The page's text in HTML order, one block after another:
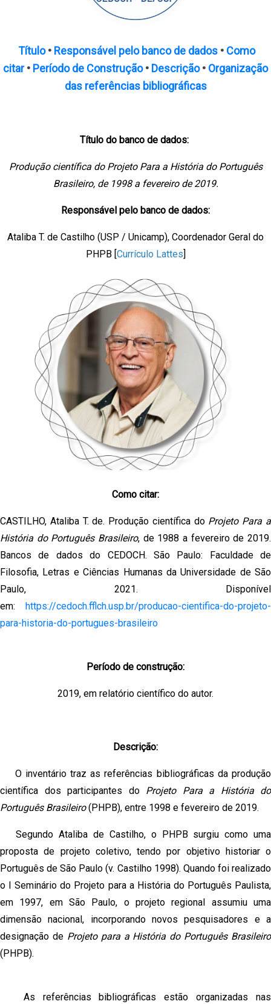
Título• Responsável pelo banco de dados • Como
citar • Período de Construção • Descrição• Organização
das referências bibliográficas
Título do banco de dados:
Produção científica do Projeto Para a História do Português
Brasileiro, de 1998 a fevereiro de 2019.
Responsável pelo banco de dados:
Ataliba T. de Castilho (USP / Unicamp), Coordenador Geral do
PHPB [ Currículo Lattes
Como citar:
CASTILHO, Ataliba T. de. Produção científica do Projeto Para a
História do Português Brasileiro, de 1988 a fevereiro de 2019.
Bancos de dados do CEDOCH. São Paulo: Faculdade de
Filosofia, Letras e Ciências Humanas da Universidade de São
Paulo, 2021. Disponível
em:
https://cedoch.fflch.usp.br/producao-cientifica-do-projeto-
para-historia-do-portugues-brasileiro
Período de construção:
2019, em relatório científico do autor.
Descrição:
O inventário traz as referências bibliográficas da produção
científica dos participantes do Projeto Para a História do
Português Brasileiro(PHPB), entre 1998 e fevereiro de 2019.
Segundo Ataliba de Castilho, o PHPB surgiu como uma
proposta de projeto coletivo, tendo por objetivo historiar o
Português de São Paulo (v. Castilho 1998). Quando foi realizado
o I Seminário do Projeto para a História do Português Paulista,
em 1997, em São Paulo, o projeto regional assumiu uma
dimensão nacional, incorporando novos pesquisadores e a
designação deProjeto para a História do Português Brasileiro
(PHPB).
As referências bibliográficas estão organizadas nas